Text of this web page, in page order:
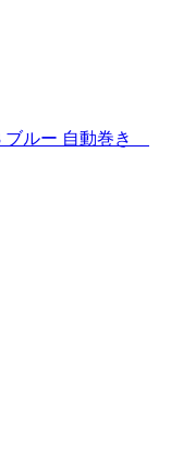
ブルー 自動巻き